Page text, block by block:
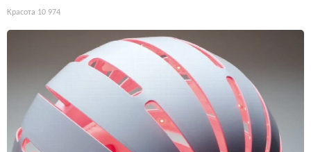
Красота 10 974